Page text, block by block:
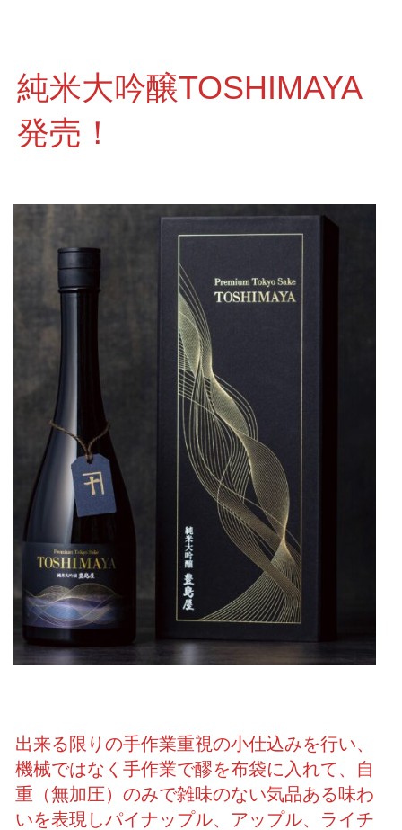
純米大吟醸TOSHIMAYA
発売！
出来る限りの手作業重視の小仕込みを行い、
機械ではなく手作業で醪を布袋に入れて、自
重（無加圧）のみで雑味のない気品ある味わ
いを表現しパイナップル、アップル、ライチ